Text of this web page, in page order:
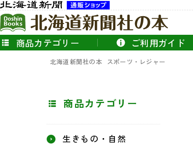
商品カテゴリー ご利用ガイド
北海道新聞社の本 スポーツ・レジャー
商品カテゴリー
生きもの・自然